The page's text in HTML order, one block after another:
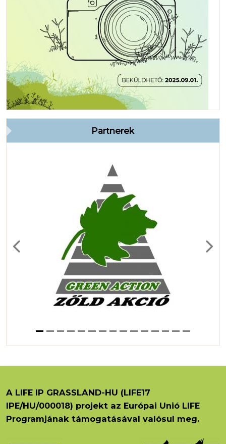
Partnerek
Previous Next
A LIFE IP GRASSLAND-HU (LIFE17
IPE/HU/000018) projekt az Európai Unió LIFE
Programjának támogatásával valósul meg.